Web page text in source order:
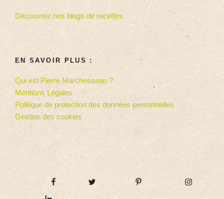
Découvrez nos blogs de recettes
EN SAVOIR PLUS :
Qui est Pierre Marchesseau ?
Mentions Légales
Politique de protection des données personnelles
Gestion des cookies